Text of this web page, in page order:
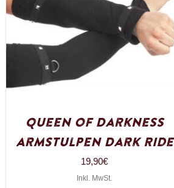
Queen of Darkness
Armstulpen Dark Ride
19,90€
Inkl. MwSt.